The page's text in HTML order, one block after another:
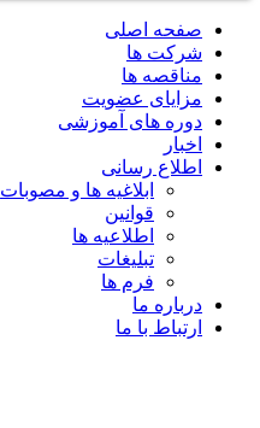
صفحه اصلی
شرکت ها
مناقصه ها
مزایای عضویت
دوره های آموزشی
اخبار
اطلاع رسانی
ابلاغیه ها و مصوبات
قوانین
اطلاعیه ها
تبلیغات
فرم ها
درباره ما
ارتباط با ما